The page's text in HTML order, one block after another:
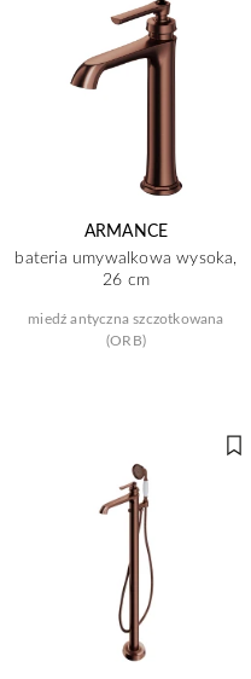
ARMANCE
bateria umywalkowa wysoka,
26 cm
miedź antyczna szczotkowana
(ORB)